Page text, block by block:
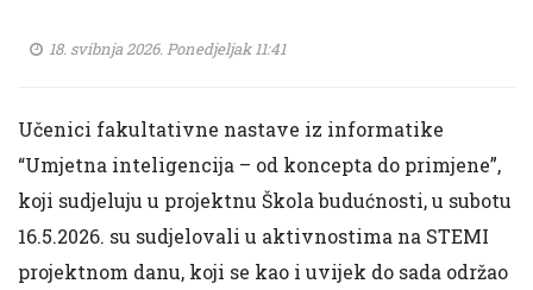
18. svibnja 2026. Ponedjeljak 11:41
Učenici fakultativne nastave iz informatike
“Umjetna inteligencija – od koncepta do primjene”,
koji sudjeluju u projektnu Škola budućnosti, u subotu
16.5.2026. su sudjelovali u aktivnostima na STEMI
projektnom danu, koji se kao i uvijek do sada održao